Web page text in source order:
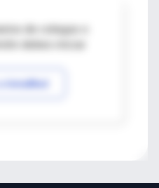
de colegas o
IntraMed